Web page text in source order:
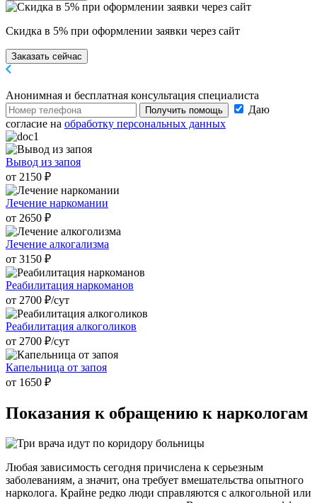
Скидка в 5% при оформлении заявки через сайт
Заказать сейчас
Анонимная и бесплатная консультация специалиста
Получить помощь
Даю
согласие на обработку персональных данных
Вывод из запоя
от 2150 ₽
Лечение наркомании
от 2650 ₽
Лечение алкогализма
от 3150 ₽
Реабилитация наркоманов
от 2700 ₽/cут
Реабилитация алкоголиков
от 2700 ₽/cут
Капельница от запоя
от 1650 ₽
Показания к обращению к наркологам
Любая зависимость сегодня причислена к серьезным
заболеваниям, а значит, она требует вмешательства опытного
нарколога. Крайне редко люди справляются с алкогольной или